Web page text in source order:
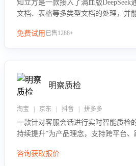
知立方是一款接入了满血版DeepSeek
文档、表格等多类型文档的处理，并
助用户高效管理和利用知识资源。通
免费试用 已售1288+
明察质检
淘宝 | 京东 | 抖音 | 拼多多
一款针对客服会话进行实时智能质检
持续提升”为产品理念，支持跨平台
队的销服能力。
咨询获取报价